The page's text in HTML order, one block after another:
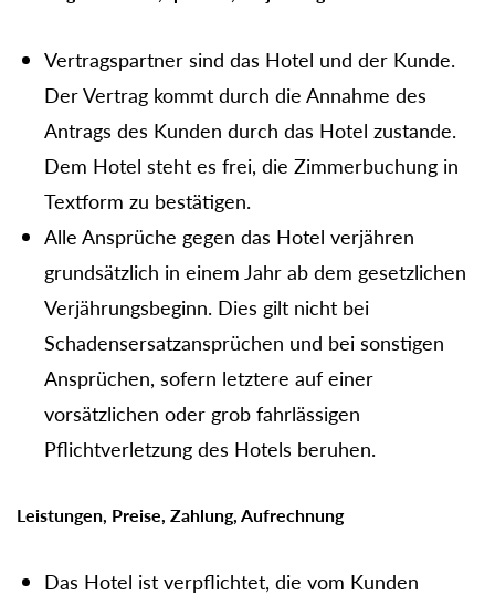
Vertragspartner sind das Hotel und der Kunde.
Der Vertrag kommt durch die Annahme des
Antrags des Kunden durch das Hotel zustande.
Dem Hotel steht es frei, die Zimmerbuchung in
Textform zu bestätigen.
Alle Ansprüche gegen das Hotel verjähren
grundsätzlich in einem Jahr ab dem gesetzlichen
Verjährungsbeginn. Dies gilt nicht bei
Schadensersatzansprüchen und bei sonstigen
Ansprüchen, sofern letztere auf einer
vorsätzlichen oder grob fahrlässigen
Pflichtverletzung des Hotels beruhen.
Leistungen, Preise, Zahlung, Aufrechnung
Das Hotel ist verpflichtet, die vom Kunden